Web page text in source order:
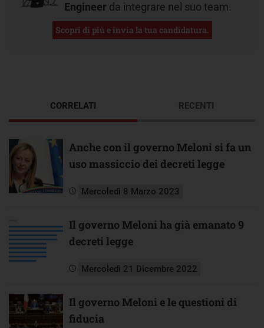
Engineer da integrare nel suo team.
Scopri di più e invia la tua candidatura.
CORRELATI
Anche con il governo Meloni si fa un
uso massiccio dei decreti legge
Mercoledì 8 Marzo 2023
Il governo Meloni ha già emanato 9
decreti legge
Mercoledì 21 Dicembre 2022
Il governo Meloni e le questioni di
fiducia
RECENTI